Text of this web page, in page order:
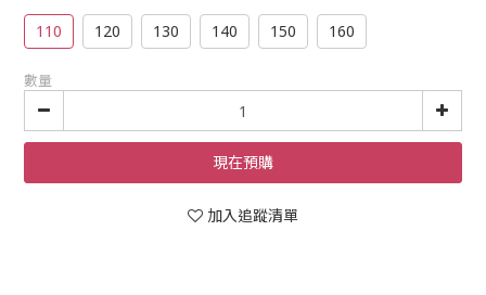
110 120 130 140 150 160
數量
現在預購
加入追蹤清單